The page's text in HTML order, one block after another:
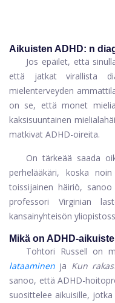
Aikuisten ADHD: n
Jos epäilet, että
että jatkat virallista
mielenterveyden
on se, että monet
kaksisuuntainen
matkivat ADHD-oireita.
On tärkeää saada
perhelääkäri, koska
toissijainen häiriö, sanoo
professori Virginian
kansainyhteisön
Mikä on ADHD-
Tohtori Russell on
lataaminen ja Kun
sanoo, että ADHD-
suosittelee aikuisille,